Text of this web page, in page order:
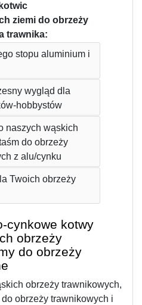
ziemi do obrzeży
trawnika:
stopu aluminium i
wygląd dla
hobbystów
naszych wąskich
do obrzeży
z alu/cynku
Twoich obrzeży
cynkowe kotwy
obrzeży
do obrzeży
obrzeży trawnikowych,
obrzeży trawnikowych i